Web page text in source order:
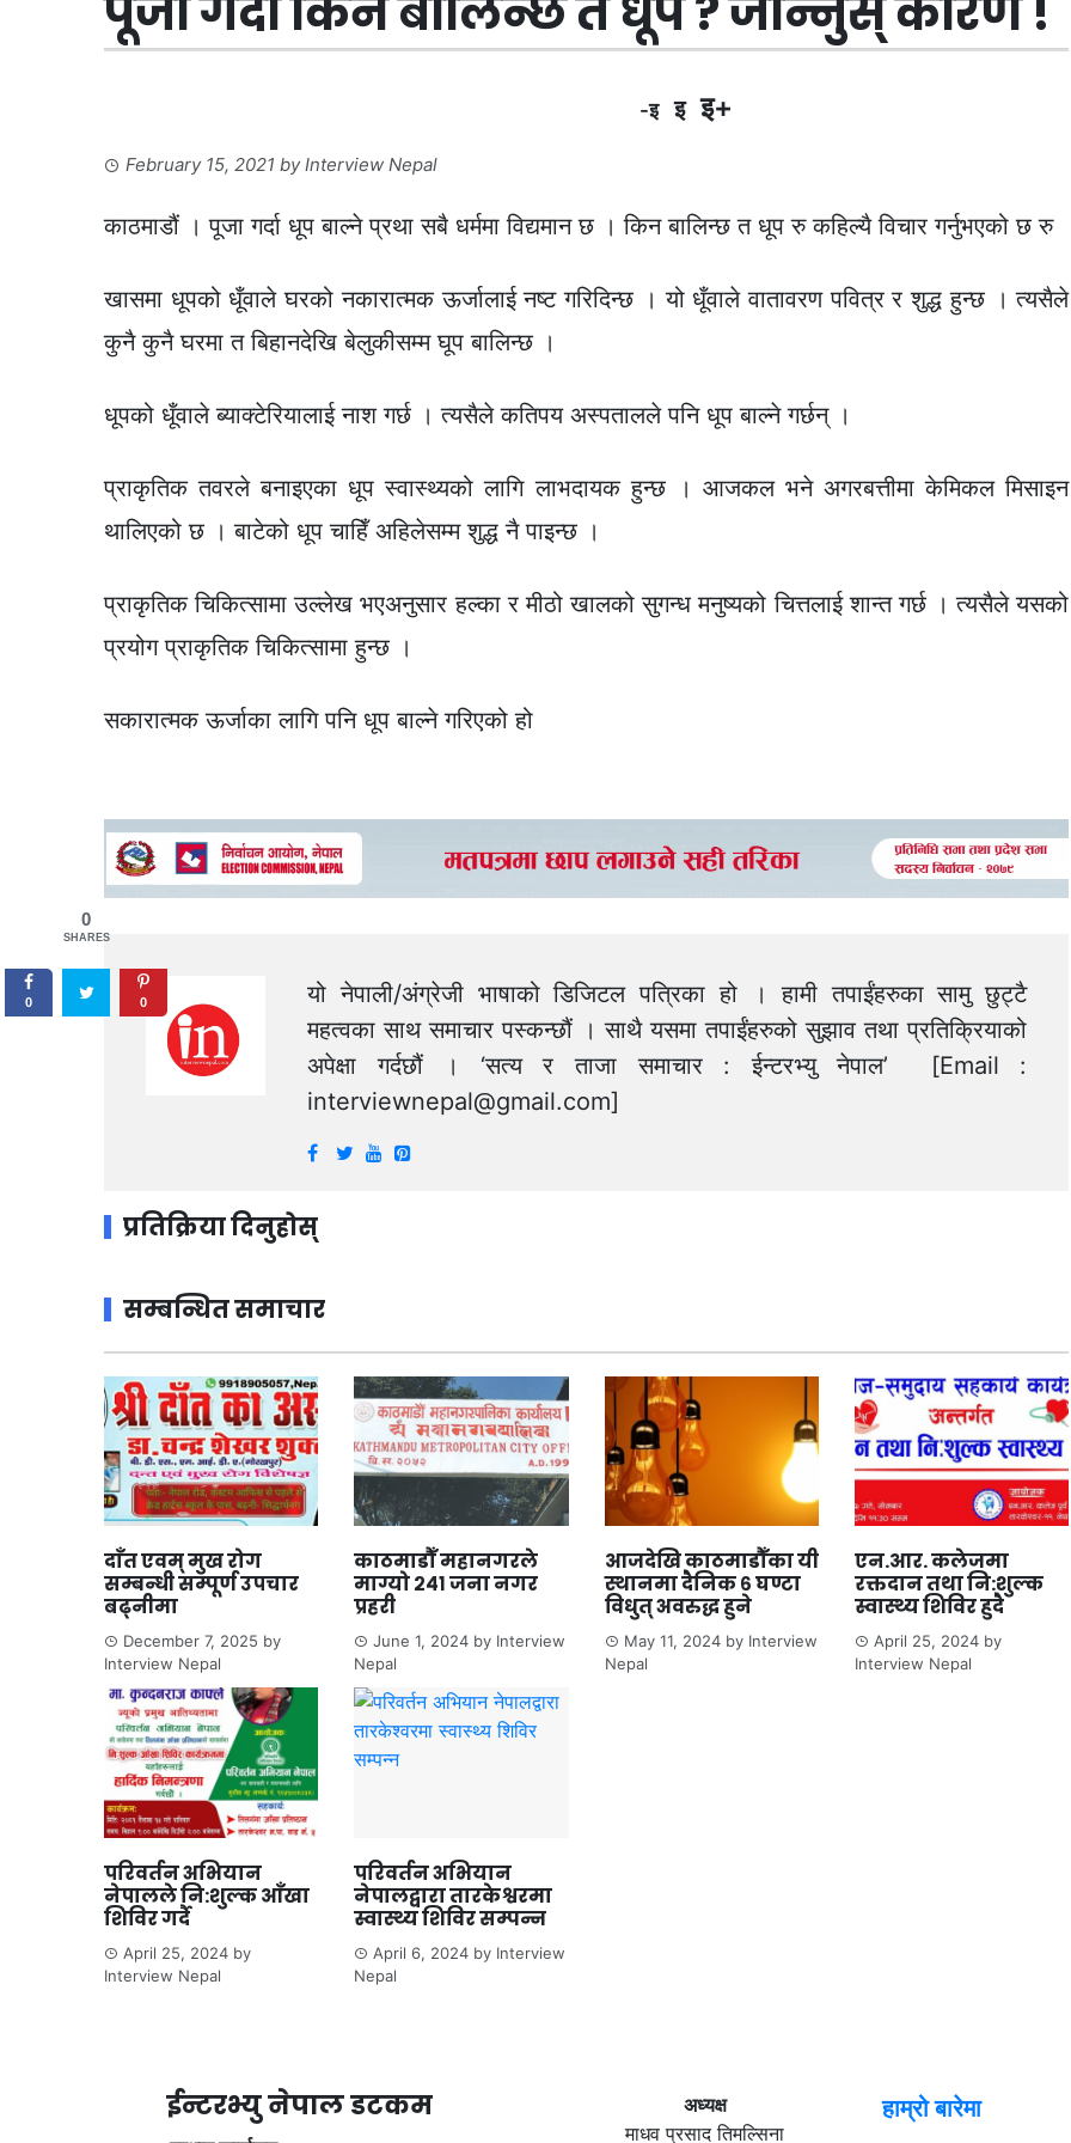
-इ इ इ+
February 15, 2021 byInterview Nepal
काठमाडौं । पूजा गर्दा धूप बाल्ने प्रथा सबै धर्ममा विद्यमान छ । किन बालिन्छ त धूप रु कहिल्यै विचार गर्नुभएको छ रु
खासमा धूपको धूँवाले घरको नकारात्मक ऊर्जालाई नष्ट गरिदिन्छ । यो धूँवाले वातावरण पवित्र र शुद्ध हुन्छ । त्यसैले
कुनै कुनै घरमा त बिहानदेखि बेलुकीसम्म घूप बालिन्छ ।
धूपको धूँवाले ब्याक्टेरियालाई नाश गर्छ । त्यसैले कतिपय अस्पतालले पनि धूप बाल्ने गर्छन् ।
प्राकृतिक तवरले बनाइएका धूप स्वास्थ्यको लागि लाभदायक हुन्छ । आजकल भने अगरबत्तीमा केमिकल मिसाइन
थालिएको छ । बाटेको धूप चाहिँ अहिलेसम्म शुद्ध नै पाइन्छ ।
प्राकृतिक चिकित्सामा उल्लेख भएअनुसार हल्का र मीठो खालको सुगन्ध मनुष्यको चित्तलाई शान्त गर्छ । त्यसैले यसको
प्रयोग प्राकृतिक चिकित्सामा हुन्छ ।
सकारात्मक ऊर्जाका लागि पनि धूप बाल्ने गरिएको हो
यो नेपाली/अंग्रेजी भाषाको डिजिटल पत्रिका हो । हामी तपाईंहरुका सामु छुट्टै
महत्वका साथ समाचार पस्कन्छौं । साथै यसमा तपाईंहरुको सुझाव तथा प्रतिक्रियाको
अपेक्षा गर्दछौं । ‘सत्य र ताजा समाचार : ईन्टरभ्यु नेपाल’ [Email :
interviewnepal@gmail.com]
प्रतिक्रिया दिनुहोस्
सम्बन्धित समाचार
दाँत एवम् मुख रोग
सम्बन्धी सम्पूर्ण उपचार
बढ्नीमा
December 7, 2025 by
Interview Nepal
काठमाडौँ महानगरले
माग्यो २४१ जना नगर
प्रहरी
June 1, 2024 by Interview
Nepal
आजदेखि काठमाडौँका यी
स्थानमा दैनिक ६ घण्टा
विधुत् अवरुद्ध हुने
May 11, 2024by Interview
Nepal
एन.आर. कलेजमा
रक्तदान तथा नि:शुल्क
स्वास्थ्य शिविर हुदै
April 25, 2024by
Interview Nepal
परिवर्तन अभियान
नेपालले नि:शुल्क आँखा
शिविर गर्दै
April 25, 2024 by
Interview Nepal
परिवर्तन अभियान
नेपालद्वारा तारकेश्वरमा
स्वास्थ्य शिविर सम्पन्न
April 6, 2024 by Interview
Nepal
ईन्टरभ्यु नेपाल डटकम
अध्यक्ष
माधव प्रसाद तिमल्सिना
हाम्रो बारेमा
0
SHARES
0 0